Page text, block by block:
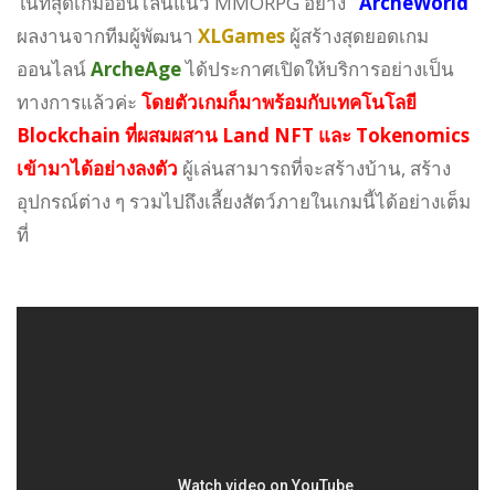
ผลงานจากทีมผู้พัฒนา XLGames ผู้สร้างสุดยอดเกม
ออนไลน์ ArcheAgeได้ประกาศเปิดให้บริการอย่างเป็น
ทางการแล้วค่ะ โดยตัวเกมก็มาพร้อมกับเทคโนโลยี
Blockchain ที่ผสมผสาน Land NFT และ Tokenomics
เข้ามาได้อย่างลงตัว ผู้เล่นสามารถที่จะสร้างบ้าน, สร้าง
อุปกรณ์ต่าง ๆ รวมไปถึงเลี้ยงสัตว์ภายในเกมนี้ได้อย่างเต็ม
ที่